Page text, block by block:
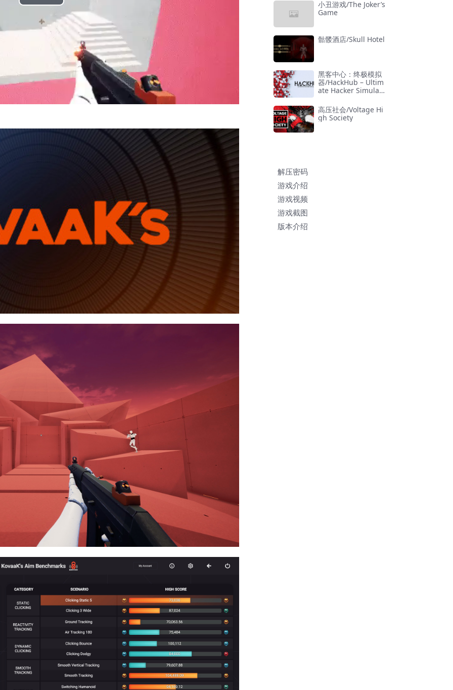
Play
Video
小丑游戏/The Joker’s
Game
骷髅酒店/Skull Hotel
黑客中心：终极模拟
器/HackHub – Ultim
ate Hacker Simulat
高压社会/Voltage Hi
gh Society
解压密码
游戏介绍
游戏视频
游戏截图
版本介绍